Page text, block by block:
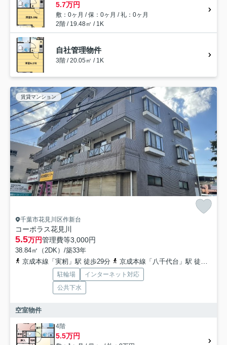
5.7万円
敷：0ヶ月 / 保：0ヶ月 / 礼：0ヶ月
2階 / 19.48㎡ / 1K
自社管理物件
3階 / 20.05㎡ / 1K
賃貸マンション
千葉市花見川区作新台
コーポラス花見川
5.5万円管理費等3,000円
38.84㎡（2DK）/築33年
京成本線「実籾」駅 徒歩29分
京成本線「八千代台」駅 徒歩30分
駐輪場
インターネット対応
公共下水
空室物件
4階
5.5万円